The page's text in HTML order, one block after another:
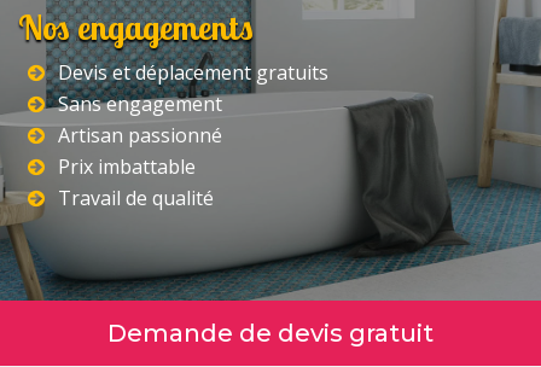
Nos engagements
Devis et déplacement gratuits
Sans engagement
Artisan passionné
Prix imbattable
Travail de qualité
Demande de devis gratuit